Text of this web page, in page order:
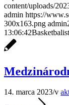
content/uploads/
admin https://
300x163.png admin
13:06:42
14. marca 2023/v